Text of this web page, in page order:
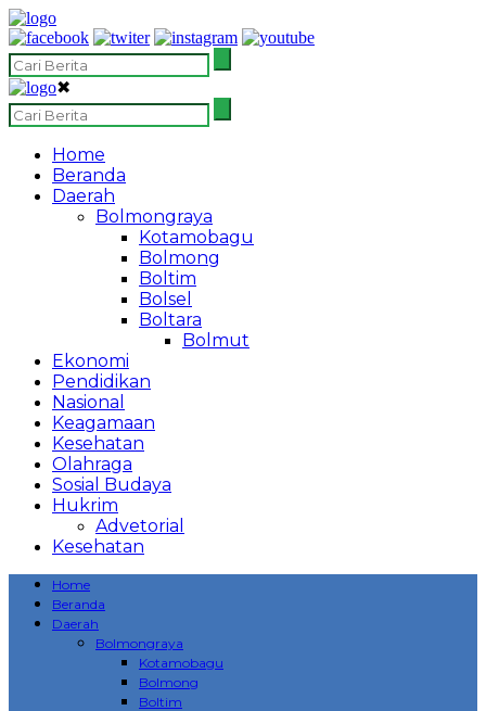
✖
Home
Beranda
Daerah
Bolmongraya
Kotamobagu
Bolmong
Boltim
Bolsel
Boltara
Bolmut
Ekonomi
Pendidikan
Nasional
Keagamaan
Kesehatan
Olahraga
Sosial Budaya
Hukrim
Advetorial
Kesehatan
Home
Beranda
Daerah
Bolmongraya
Kotamobagu
Bolmong
Boltim